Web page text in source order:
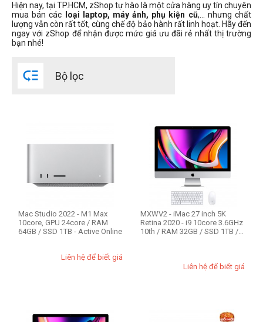
2010
2022
2023
2021
2014
expand_more HIỂN THỊ TẤT CẢ (13)
CPU Mac
Intel Core i3
Hiện nay, tại TP.HCM, zShop tự hào là một cửa hàng uy tín chuyên
mua bán các
loại laptop, máy ảnh, phụ kiện cũ,… nhưng chất
lượng vẫn còn rất tốt, cùng chế độ bảo hành rất linh hoạt. Hãy đến
ngay với zShop để nhận được mức giá ưu đãi rẻ nhất thị trường
bạn nhé!
 Bộ lọc
Mac Studio 2022 - M1 Max
10core, GPU 24core / RAM
64GB / SSD 1TB - Active Online
Liên hệ để biết giá
MXWV2 - iMac 27 inch 5K
Retina 2020 - i9 10core 3.6GHz
10th / RAM 32GB / SSD 1TB /
Liên hệ để biết giá